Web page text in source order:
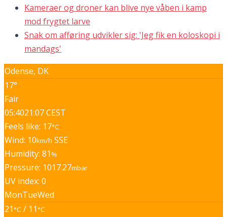
Kameraer og droner kan blive nye våben i kamp
mod frygtet larve
Snak om afføring udvikler sig: 'Jeg fik en koloskopi i
mandags'
Odense, DK
17°
Fair
05:4021:07 CEST
Feels like: 17°C
Wind: 10km/h SSE
Humidity: 81%
Pressure: 1017.27mbar
UV index: 0
MonTueWed
21 °C / 11 °C